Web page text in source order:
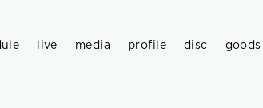
live media profile disc goods